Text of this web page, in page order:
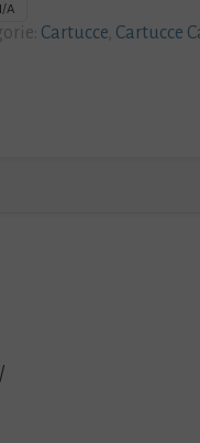
quantità
A
Cartucce, Cartucce